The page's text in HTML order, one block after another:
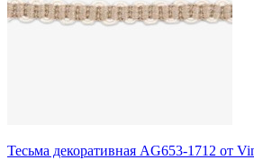
Тесьма декоративная AG653-1712 от